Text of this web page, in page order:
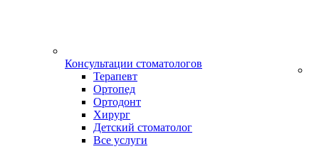
Консультации стоматологов
Терапевт
Ортопед
Ортодонт
Хирург
Детский стоматолог
Все услуги